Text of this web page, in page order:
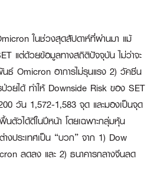
ในช่วงสุดสัปดาห์ที่ผ่านมา แม้
แต่ด้วยข้อมูลทางสถิติปัจจุบัน ไม่ว่าจะ
ธ์ Omicron อาการไม่รุนแรง 2) วัคซีน
ป่วยได้ ทำให้ Downside Risk ของ SET
วัน 1,572-1,583 จุด และมองเป็นจุด
นตัวได้ดีในปีหน้า โดยเฉพาะกลุ่มหุ้น
งประเทศเป็น “บวก” จาก 1) Dow
ลดลง และ 2) ธนาคารกลางจีนลด